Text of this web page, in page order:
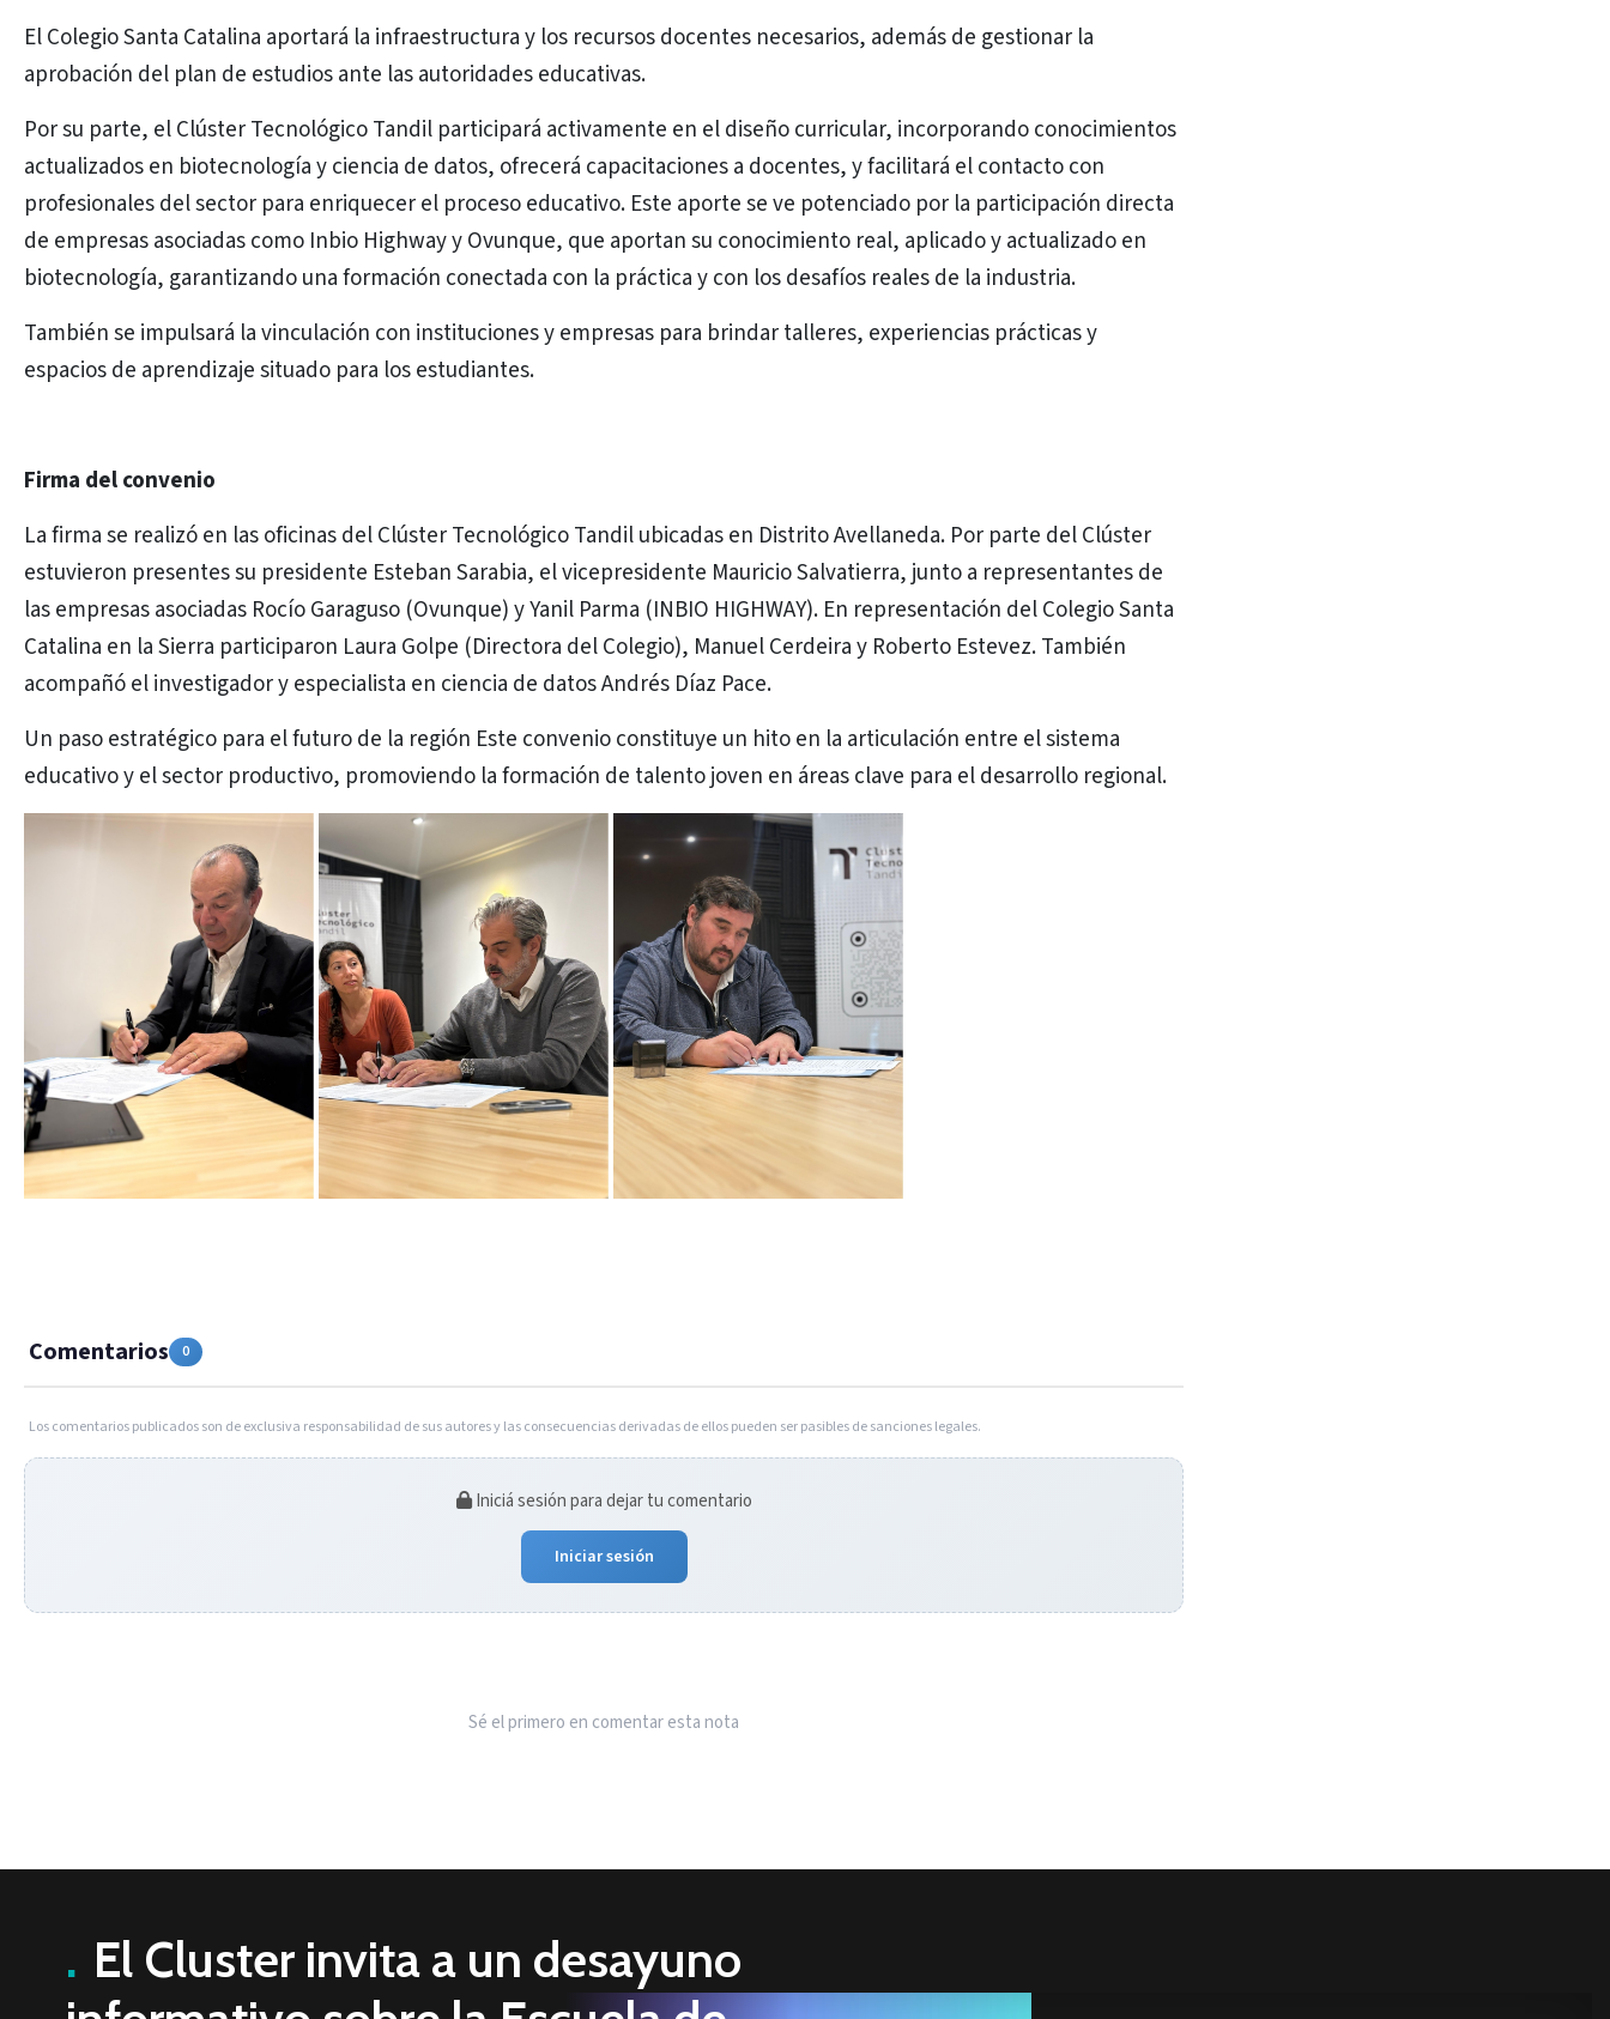
El Colegio Santa Catalina aportará la infraestructura y los recursos docentes necesarios, además de gestionar la
aprobación del plan de estudios ante las autoridades educativas.
Por su parte, el Clúster Tecnológico Tandil participará activamente en el diseño curricular, incorporando conocimientos
actualizados en biotecnología y ciencia de datos, ofrecerá capacitaciones a docentes, y facilitará el contacto con
profesionales del sector para enriquecer el proceso educativo. Este aporte se ve potenciado por la participación directa
de empresas asociadas como Inbio Highway y Ovunque, que aportan su conocimiento real, aplicado y actualizado en
biotecnología, garantizando una formación conectada con la práctica y con los desafíos reales de la industria.
También se impulsará la vinculación con instituciones y empresas para brindar talleres, experiencias prácticas y
espacios de aprendizaje situado para los estudiantes.
Firma del convenio
La firma se realizó en las oficinas del Clúster Tecnológico Tandil ubicadas en Distrito Avellaneda. Por parte del Clúster
estuvieron presentes su presidente Esteban Sarabia, el vicepresidente Mauricio Salvatierra, junto a representantes de
las empresas asociadas Rocío Garaguso (Ovunque) y Yanil Parma (INBIO HIGHWAY). En representación del Colegio Santa
Catalina en la Sierra participaron Laura Golpe (Directora del Colegio), Manuel Cerdeira y Roberto Estevez. También
acompañó el investigador y especialista en ciencia de datos Andrés Díaz Pace.
Un paso estratégico para el futuro de la región Este convenio constituye un hito en la articulación entre el sistema
educativo y el sector productivo, promoviendo la formación de talento joven en áreas clave para el desarrollo regional.
Comentarios 0
Los comentarios publicados son de exclusiva responsabilidad de sus autores y las consecuencias derivadas de ellos pueden ser pasibles de sanciones legales.
Iniciá sesión para dejar tu comentario
Iniciar sesión
Sé el primero en comentar esta nota
. El Cluster invita a un desayuno